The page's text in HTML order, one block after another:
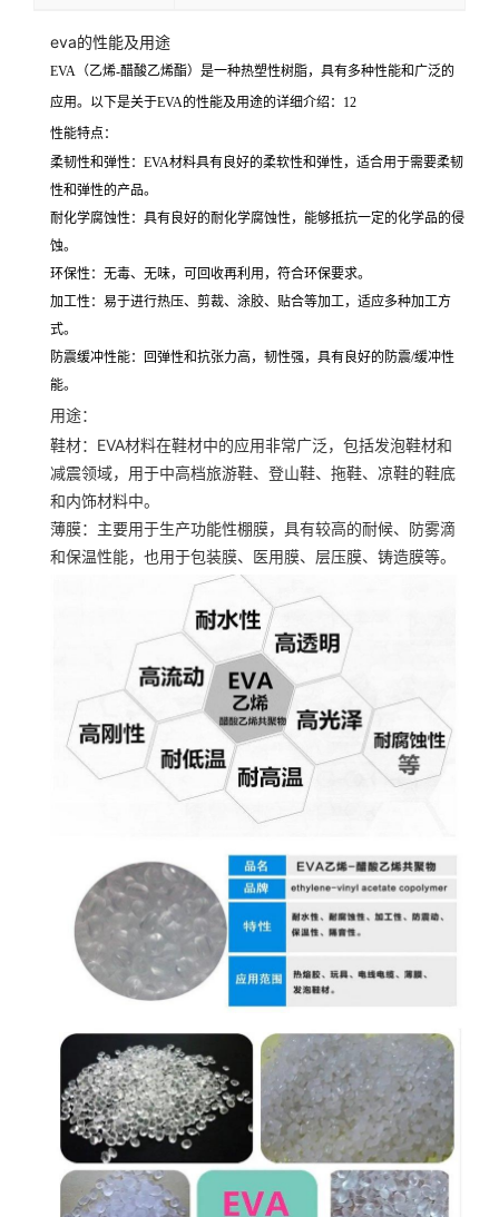
eva的性能及用途
EVA （乙烯-醋酸乙烯酯）是一种热塑性树脂，具有多种性能和广泛的
应用。以下是关于EVA的性能及用途的详细介绍： 12
性能特点 ：
柔韧性和弹性 ：EVA材料具有良好的柔软性和弹性，适合用于需要柔韧
性和弹性的产品。
耐化学腐蚀性 ：具有良好的耐化学腐蚀性，能够抵抗一定的化学品的侵
蚀。
环保性 ：无毒、无味，可回收再利用，符合环保要求。
加工性 ：易于进行热压、剪裁、涂胶、贴合等加工，适应多种加工方
式。
防震缓冲性能：回弹性和抗张力高，韧性强，具有良好的防震/缓冲性
能。
用途：
鞋材：EVA材料在鞋材中的应用非常广泛，包括发泡鞋材和
减震领域，用于中高档旅游鞋、登山鞋、拖鞋、凉鞋的鞋底
和内饰材料中。
薄膜：主要用于生产功能性棚膜，具有较高的耐候、防雾滴
和保温性能，也用于包装膜、医用膜、层压膜、铸造膜等。